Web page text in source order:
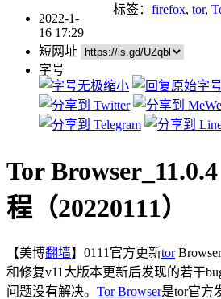
标签： firefox, tor,
2022-1-
16 17:29
短网址
字号
Tor
程（20220111）
【美博翻墙】0111官方更新tor
和修复v11大版本更新后发现的若干
问题没有解决。 Tor Browser是tor官方